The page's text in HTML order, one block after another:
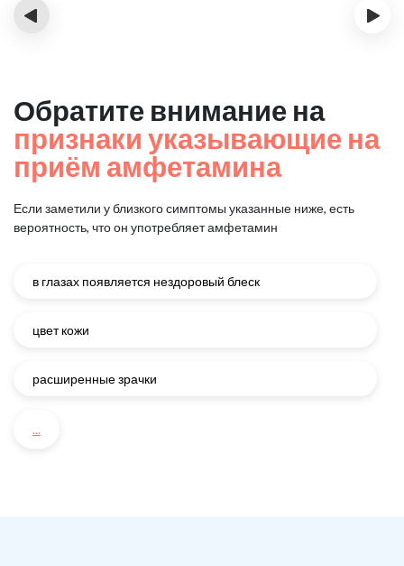
‹ ›
Обратите внимание на
признаки указывающие на
приём амфетамина
Если заметили у близкого симптомы указанные ниже, есть
вероятность, что он употребляет амфетамин
в глазах появляется нездоровый блеск
цвет кожи
расширенные зрачки
...